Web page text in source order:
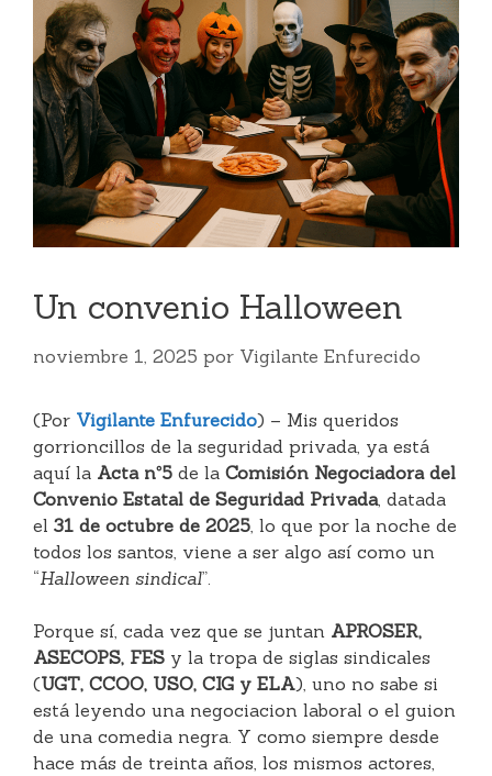
Un convenio Halloween
noviembre 1, 2025 por Vigilante Enfurecido
(Por Vigilante Enfurecido) – Mis queridos
gorrioncillos de la seguridad privada, ya está
aquí la Acta nº5 de la Comisión Negociadora del
Convenio Estatal de Seguridad Privada, datada
el 31 de octubre de 2025 , lo que por la noche de
todos los santos, viene a ser algo así como un
“Halloween sindical”.
Porque sí, cada vez que se juntan APROSER,
ASECOPS, FES y la tropa de siglas sindicales
(UGT, CCOO, USO, CIG y ELA), uno no sabe si
está leyendo una negociacion laboral o el guion
de una comedia negra. Y como siempre desde
hace más de treinta años, los mismos actores,